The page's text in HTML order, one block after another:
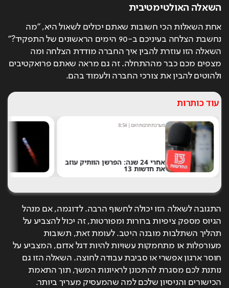
השאלה האולטימטיבית
אחת השאלות הכי חשובות שאתם יכולים לשאול היא, "מה
נחשבת הצלחה בעיניכם ב-90 הימים הראשונים של התפקיד?"
השאלה הזו עוזרת להבין איך החברה מודדת הצלחה ומה
מצפים מכם כבר מההתחלה. זה גם מראה שאתם פרואקטיבים
ולהוטים להבין את צורכי החברה ולעמוד בהם.
עוד כותרות
מערכת תרבות היום|
8:54
אחרי 24 שנה: הפרשן הוותיק עוזב
את חדשות 13
התגובה לשאלה הזו יכולה לחשוף הרבה. לדוגמה, אם מנהל
הגיוס מספק ציפיות ברורות ומפורטות, זה יכול להצביע על
תהליך השתלבות מובנה היטב. לעומת זאת, תשובות
מעורפלות או מתחמקות עשויות להיות דגל אדום, המצביע על
חוסר ארגון אפשרי או סביבת עבודה לחוצה. השאלה הזו גם
נותנת לכם מסגרת להתכונן לראיונות המשך, תוך התאמת
הכישורים והניסיון שלכם למה שהמעסיק מעריך ביותר.